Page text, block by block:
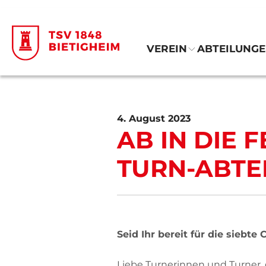
VEREIN
4. August 2023
AB IN DIE
TURN-
Seid Ihr bereit für die siebte